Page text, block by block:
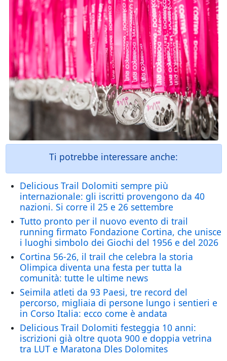
Ti potrebbe interessare anche:
Delicious Trail Dolomiti sempre più
internazionale: gli iscritti provengono da 40
nazioni. Si corre il 25 e 26 settembre
Tutto pronto per il nuovo evento di trail
running firmato Fondazione Cortina, che unisce
i luoghi simbolo dei Giochi del 1956 e del 2026
Cortina 56-26, il trail che celebra la storia
Olimpica diventa una festa per tutta la
comunità: tutte le ultime news
Seimila atleti da 93 Paesi, tre record del
percorso, migliaia di persone lungo i sentieri e
in Corso Italia: ecco come è andata
Delicious Trail Dolomiti festeggia 10 anni:
iscrizioni già oltre quota 900 e doppia vetrina
tra LUT e Maratona Dles Dolomites